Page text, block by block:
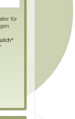
für